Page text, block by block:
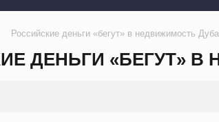
Российские деньги «бегут» в недвижимость
ДЕНЬГИ «БЕГУТ»